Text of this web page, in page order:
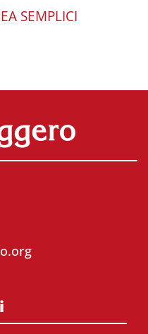
SEMPLICI